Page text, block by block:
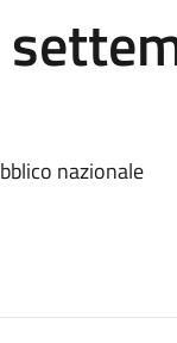
nazionale